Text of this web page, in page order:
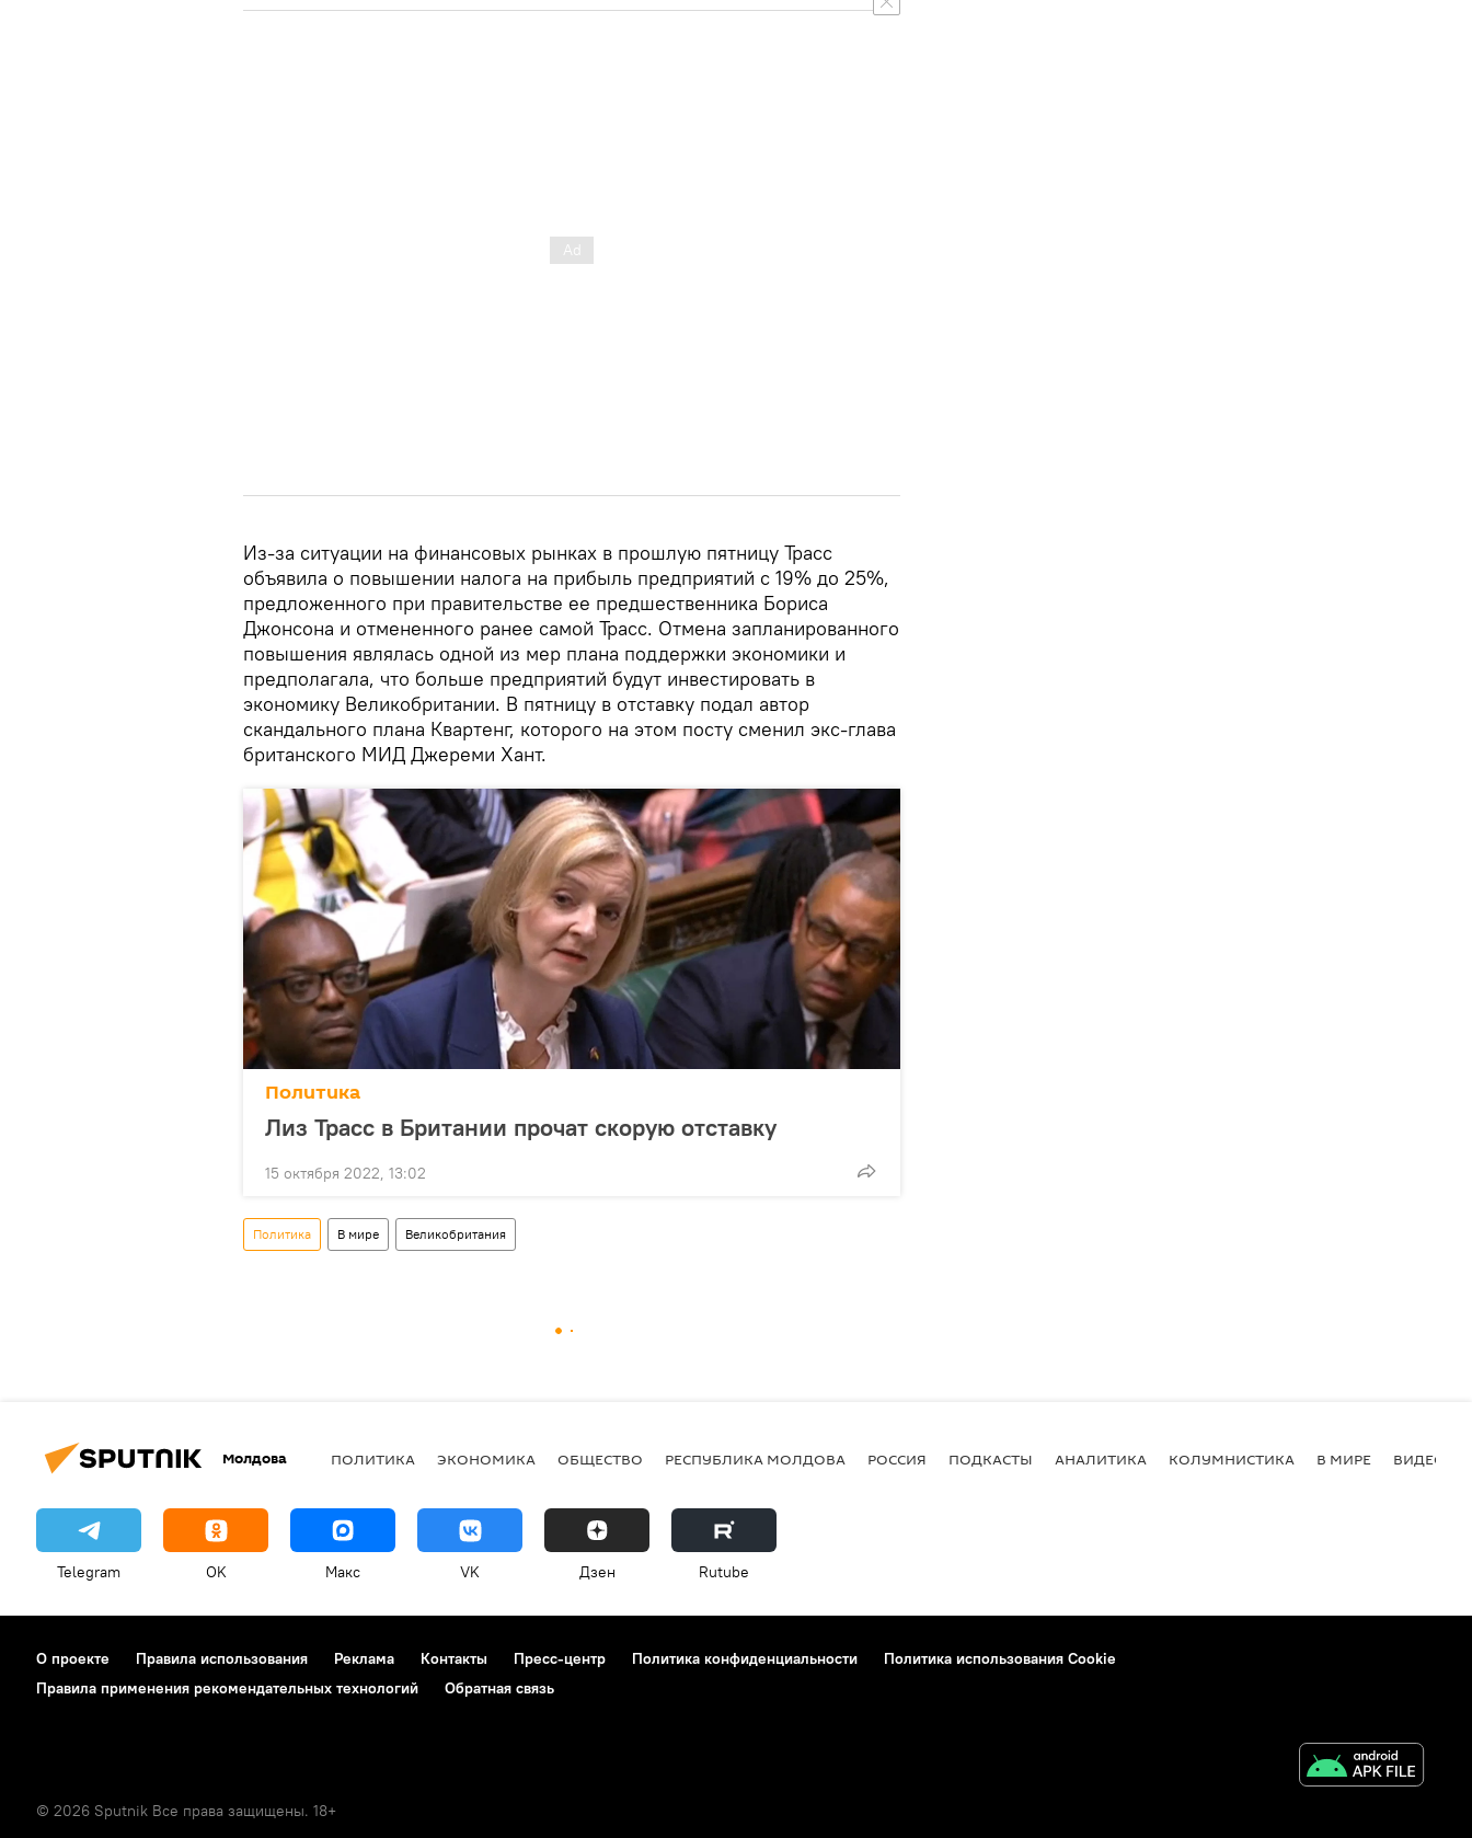
Из-за ситуации на финансовых рынках в прошлую пятницу Трасс
объявила о повышении налога на прибыль предприятий с 19% до 25%,
предложенного при правительстве ее предшественника Бориса
Джонсона и отмененного ранее самой Трасс. Отмена запланированного
повышения являлась одной из мер плана поддержки экономики и
предполагала, что больше предприятий будут инвестировать в
экономику Великобритании. В пятницу в отставку подал автор
скандального плана Квартенг, которого на этом посту сменил экс-глава
британского МИД Джереми Хант.
Политика
Лиз Трасс в Британии прочат скорую отставку
15 октября 2022, 13:02
Политика В мире Великобритания
Молдова ПОЛИТИКА ЭКОНОМИКА ОБЩЕСТВО РЕСПУБЛИКА МОЛДОВА РОССИЯ ПОДКАСТЫ АНАЛИТИКА КОЛУМНИСТИКА В МИРЕ ВИДЕО
Telegram OK Макс VK Дзен Rutube
О проекте Правила использования Реклама Контакты Пресс-центр Политика конфиденциальности
Политика использования Cookie
Правила применения рекомендательных технологий
Обратная связь
© 2026 Sputnik Все права защищены. 18+